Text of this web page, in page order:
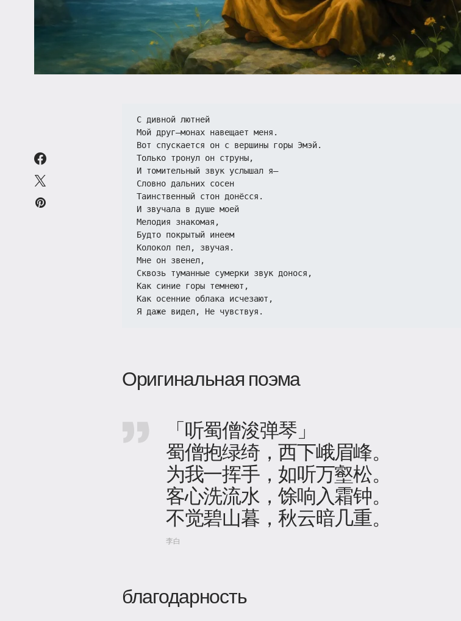
С дивной лютней
Мой друг—монах навещает меня.
Вот спускается он с вершины горы Эмэй.
Только тронул он струны,
И томительный звук услышал я—
Словно дальних сосен
Таинственный стон донёсся.
И звучала в душе моей
Мелодия знакомая,
Будто покрытый инеем
Колокол пел, звучая.
Мне он звенел,
Сквозь туманные сумерки звук донося,
Как синие горы темнеют,
Как осенние облака исчезают,
Я даже видел, Не чувствуя.
Оригинальная поэма
「听蜀僧浚弹琴」
蜀僧抱绿绮，西下峨眉峰。
为我一挥手，如听万壑松。
客心洗流水，馀响入霜钟。
不觉碧山暮，秋云暗几重。
李白
благодарность